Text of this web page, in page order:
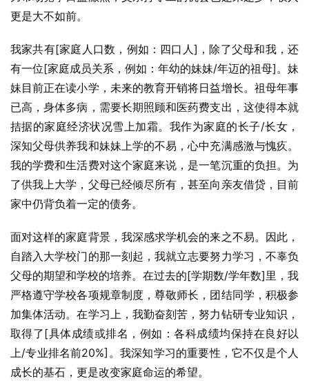
更是大不如前。
我家共有[家庭人口数，例如：四口人]，除了父母和我，还
有一位[家庭成员关系，例如：年幼的妹妹/年迈的祖母]。妹
妹目前正在读小学，未来的教育开销将日益增长。祖母年事
已高，身体多病，需要长期照顾和医药费支出，这使得本就
拮据的家庭经济状况雪上加霜。我作为家庭的长子/长女，
深知父母供养我和妹妹上学的不易，心中充满感激与愧疚。
我的学费和生活费对这个家庭来说，是一笔沉重的负担。为
了供我上大学，父母已经倾尽所有，甚至向亲友借贷，目前
家中仍背负着一定的债务。
面对这样的家庭背景，我深感求学机会的来之不易。因此，
自踏入大学校门的那一刻起，我就立志要努力学习，不辜负
父母的期望和学校的培养。在过去的[学期数/学年数]里，我
严格遵守学校各项规章制度，尊敬师长，团结同学，积极参
加集体活动。在学习上，我勤奋刻苦，努力钻研专业知识，
取得了[具体成绩或排名，例如：各科成绩均保持在良好以
上/专业排名前20%]。我深知学习的重要性，它不仅是个人
成长的基石，更是改变家庭命运的希望。